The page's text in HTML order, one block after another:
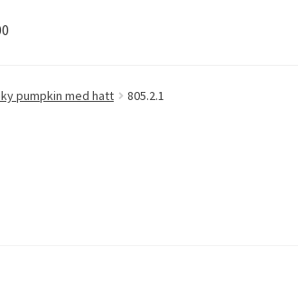
Logotypes Search Results
pumpkin med hatt 805.2.1